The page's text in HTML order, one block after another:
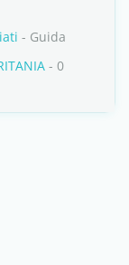
- Guida
- 0